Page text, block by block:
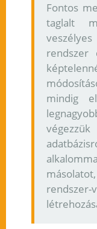
Fontos
taglalt
rendszer
mindig